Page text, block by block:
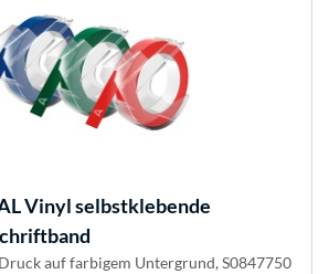
Vinyl selbstklebende
auf farbigem Untergrund, S0847750